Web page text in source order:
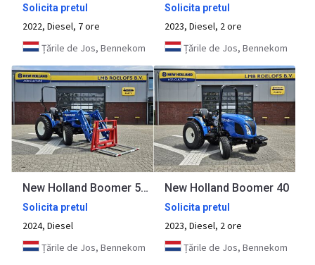
Solicita pretul
2022, Diesel, 7 ore
Țările de Jos, Bennekom
Solicita pretul
2023, Diesel, 2 ore
Țările de Jos, Bennekom
New Holland Boomer 55 HST met voorlader en Kemp balenprikker
Solicita pretul
2024, Diesel
Țările de Jos, Bennekom
New Holland Boomer 40
Solicita pretul
2023, Diesel, 2 ore
Țările de Jos, Bennekom